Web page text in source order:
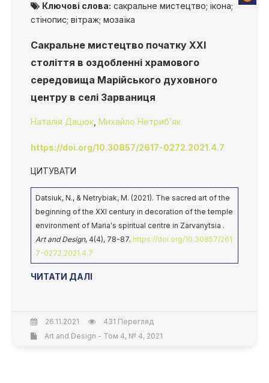
Ключові слова: сакральне мистецтво; ікона;
стінопис; вітраж; мозаїка
Сакральне мистецтво початку ХХІ
століття в оздобленні храмового
середовища Марійського духовного
центру в селі Зарваниця
Наталія Дацюк Михайло Нетриб’як
https://doi.org/10.30857/2617-0272.2021.4.7
ЦИТУВАТИ
Datsiuk, N., & Netrybiak, M. (2021). The sacred art of the
beginning of the XXI century in decoration of the temple
environment of Maria's spiritual centre in Zarvanytsia .
Art and Design, 4(4), 78-87. https://doi.org/10.30857/261
7-0272.2021.4.7
ЧИТАТИ ДАЛІ
26.11.2021
431 Перегляд
Art and Design - Том 4, № 4, 2021